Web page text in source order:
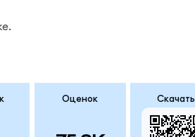
Оценок Скачать